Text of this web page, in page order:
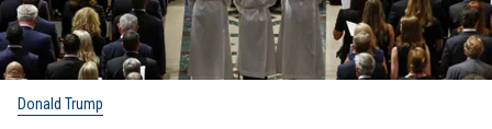
Donald Trump